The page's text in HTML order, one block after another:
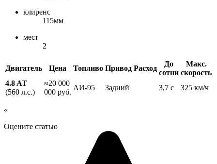
клиренс
115мм
мест
2
Двигатель Цена Топливо Привод Расход
До
сотни
Макс.
скорость
4.8 AT
(560 л.с.)
≈20 000
000 руб.
АИ-95 Задний 3,7 с 325 км/ч
«
Оцените статью